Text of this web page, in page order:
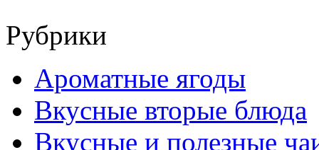
Рубрики
Ароматные ягоды
Вкусные вторые блюда
Вкусные и полезные